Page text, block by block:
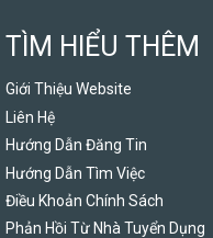
TÌM HIỂU THÊM
Giới Thiệu Website
Liên Hệ
Hướng Dẫn Đăng Tin
Hướng Dẫn Tìm Việc
Điều Khoản Chính Sách
Phản Hồi Từ Nhà Tuyển Dụng